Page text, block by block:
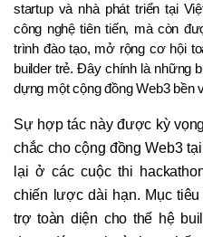
startup và nhà phát triển tại
công nghệ tiên tiến, mà còn
trình đào tạo, mở rộng cơ hội
builder trẻ. Đây chính là những
dựng một cộng đồng Web3 bền
Sự hợp tác này được kỳ
chắc cho cộng đồng Web3
lại ở các cuộc thi
chiến lược dài hạn. Mục
trợ toàn diện cho thế hệ